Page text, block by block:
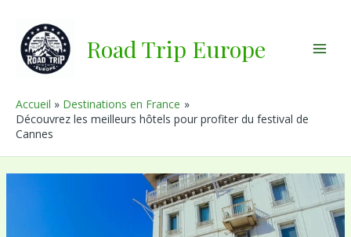
contenu
Road Trip Europe
Accueil
Destinations en France
Découvrez les meilleurs hôtels pour profiter du festival de
Cannes